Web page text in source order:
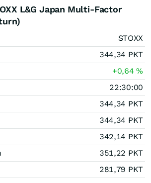
L&G Japan Multi-Factor
STOXX
344,34 PKT
+0,64%
22:30:00
344,34 PKT
344,34 PKT
342,14 PKT
351,22 PKT
281,79 PKT